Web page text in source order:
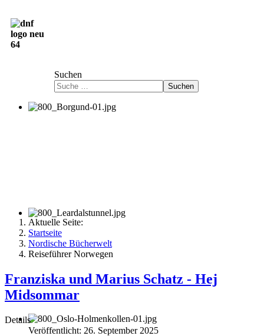
Suchen
Suchen
Aktuelle Seite:
Startseite
Nordische Bücherwelt
Reiseführer Norwegen
Franziska und Marius Schatz - Hej
Midsommar
Details
Veröffentlicht: 26. September 2025